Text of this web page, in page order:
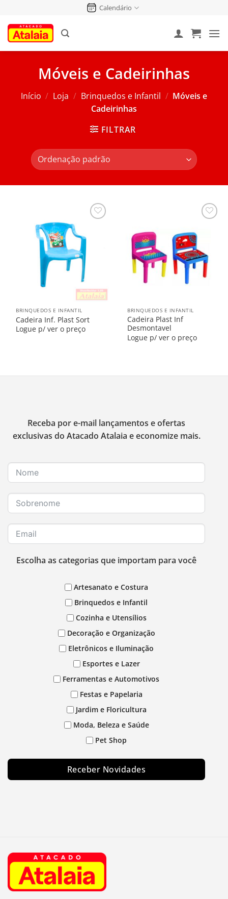
conteúdo
Calendário
Móveis e Cadeirinhas
Início / Loja / Brinquedos e Infantil / Móveis e
Cadeirinhas
FILTRAR
BRINQUEDOS E INFANTIL
Cadeira Inf. Plast Sort
Logue p/ ver o preço
BRINQUEDOS E INFANTIL
Cadeira Plast Inf
Desmontavel
Logue p/ ver o preço
Receba por e-mail lançamentos e ofertas
exclusivas do Atacado Atalaia e economize mais.
Escolha as categorias que importam para você
Artesanato e Costura
Brinquedos e Infantil
Cozinha e Utensílios
Decoração e Organização
Eletrônicos e Iluminação
Esportes e Lazer
Ferramentas e Automotivos
Festas e Papelaria
Jardim e Floricultura
Moda, Beleza e Saúde
Pet Shop
Receber Novidades